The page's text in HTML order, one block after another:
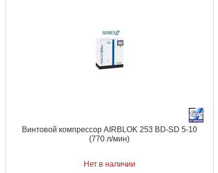
Винтовой компрессор AIRBLOK 253 BD-SD 5-10
(770 л/мин)
Нет в наличии